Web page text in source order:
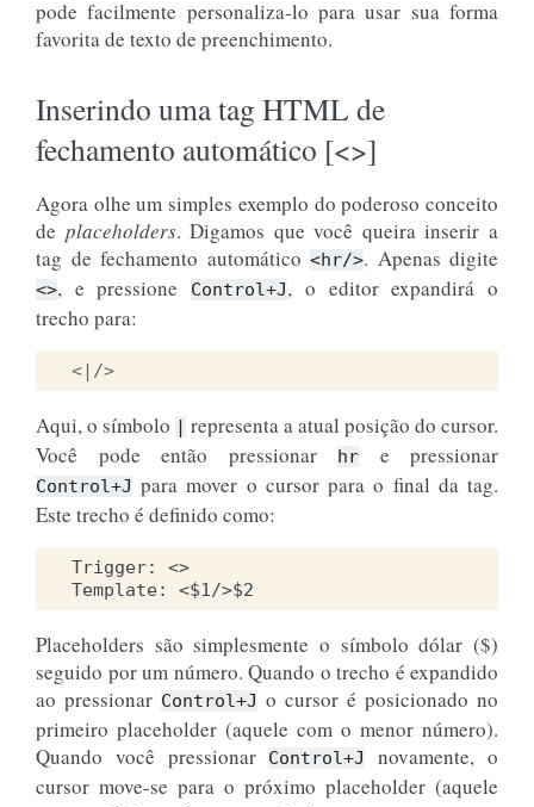
pode facilmente personaliza-lo para usar sua forma
favorita de texto de preenchimento.
Inserindo uma tag HTML de
fechamento automático [<>]
Agora olhe um simples exemplo do poderoso conceito
de placeholders. Digamos que você queira inserir a
tag de fechamento automático <hr/>. Apenas digite
<>, e pressione Control+J, o editor expandirá o
trecho para:
<|/>
Aqui, o símbolo | representa a atual posição do cursor.
Você pode então pressionar
hr e pressionar
Control+J para mover o cursor para o final da tag.
Este trecho é definido como:
Trigger: <>
Placeholders são simplesmente o símbolo dólar ($)
seguido por um número. Quando o trecho é expandido
ao pressionar Control+J o cursor é posicionado no
primeiro placeholder (aquele com o menor número).
Quando você pressionar
Control+J
novamente, o
cursor move-se para o próximo placeholder (aquele